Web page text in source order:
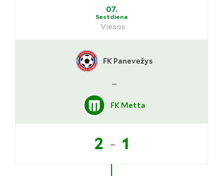
07.
Sestdiena
Viesos
FK Panevežys
-
FK Metta
2 - 1